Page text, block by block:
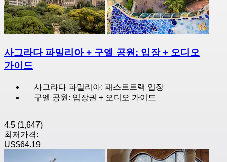
사그라다 파밀리아 + 구엘 공원: 입장 + 오디오
가이드
사그라다 파밀리아: 패스트트랙 입장
구엘 공원: 입장권 + 오디오 가이드
4.5 (1,647)
최저가격:
US$64.19